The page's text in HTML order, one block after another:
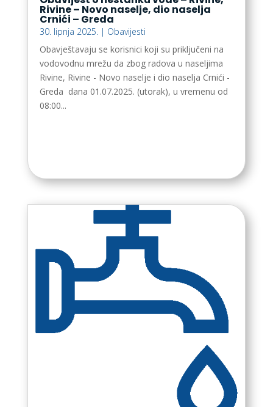
Rivine – Novo naselje, dio naselja
Crnići – Greda
30. lipnja 2025.| Obavijesti
Obavještavaju se korisnici koji su priključeni na
vodovodnu mrežu da zbog radova u naseljima
Rivine, Rivine - Novo naselje i dio naselja Crnići -
Greda dana 01.07.2025. (utorak), u vremenu od
08:00...